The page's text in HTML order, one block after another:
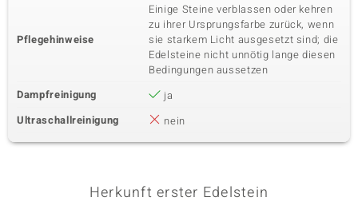
Pflegehinweise
Einige Steine verblassen oder kehren
zu ihrer Ursprungsfarbe zurück, wenn
sie starkem Licht ausgesetzt sind; die
Edelsteine nicht unnötig lange diesen
Bedingungen aussetzen
Dampfreinigung
ja
Ultraschallreinigung
nein
Herkunft erster Edelstein